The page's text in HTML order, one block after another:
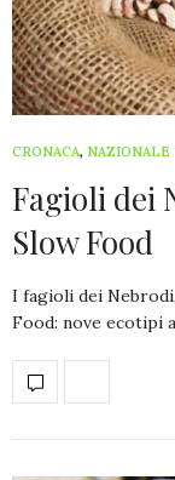
CRONACA, NAZIONALE
Fagioli dei
Slow Food
I fagioli dei
Food: nove ecotipi